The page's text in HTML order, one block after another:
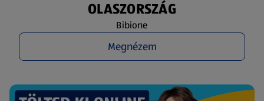
OLASZORSZÁG
Bibione
Megnézem